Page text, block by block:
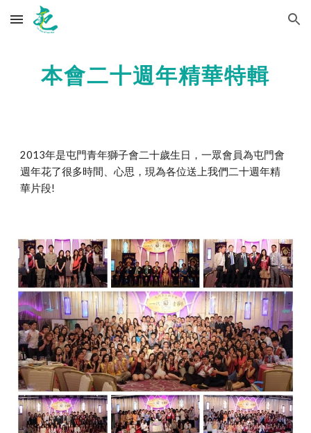
Skip to main content Skip to navigation
本會二十週年精華特輯
2013年是屯門青年獅子會二十歲生日，一眾會員為屯門會
週年花了很多時間、心思，現為各位送上我們二十週年精
華片段!